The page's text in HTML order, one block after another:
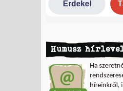
Humusz
Ha
híreinkről,